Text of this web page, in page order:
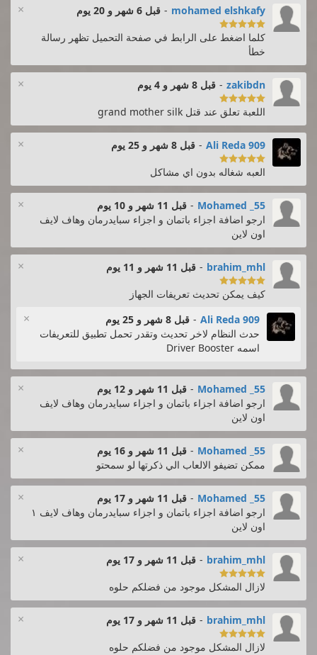
× mohamed elshkafy
- قبل 6 شهر و 20 يوم

كلما اضغط على الرابط في صفحة التحميل تظهر رسالة
خطأ
× zakibdn
- قبل 8 شهر و 4 يوم

اللعبة تعلق عند قتل grand mother silk
× Ali Reda 909
- قبل 8 شهر و 25 يوم

العبه شغاله بدون اي مشاكل
× Mohamed _55
- قبل 11 شهر و 10 يوم
ارجو اضافة اجزاء باتمان و اجزاء سبايدرمان وهاف لايف
اون لاين
× brahim_mhl
- قبل 11 شهر و 11 يوم

كيف يمكن تحديث تعريفات الجهاز
× Ali Reda 909
- قبل 8 شهر و 25 يوم
حدث النظام لاخر تحديث وتقدر تحمل تطبيق للتعريفات
اسمه Driver Booster
× Mohamed _55
- قبل 11 شهر و 12 يوم
ارجو اضافة اجزاء باتمان و اجزاء سبايدرمان وهاف لايف
اون لاين
× Mohamed _55
- قبل 11 شهر و 16 يوم
ممكن تضيفو الالعاب الي ذكرتها لو سمحتو
× Mohamed _55
- قبل 11 شهر و 17 يوم
ارجو اضافة اجزاء باتمان و اجزاء سبايدرمان وهاف لايف ١
اون لاين
× brahim_mhl
- قبل 11 شهر و 17 يوم

لازال المشكل موجود من فضلكم حلوه
× brahim_mhl
- قبل 11 شهر و 17 يوم

لازال المشكل موجود من فضلكم حلوه